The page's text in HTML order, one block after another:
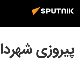
پیروزی